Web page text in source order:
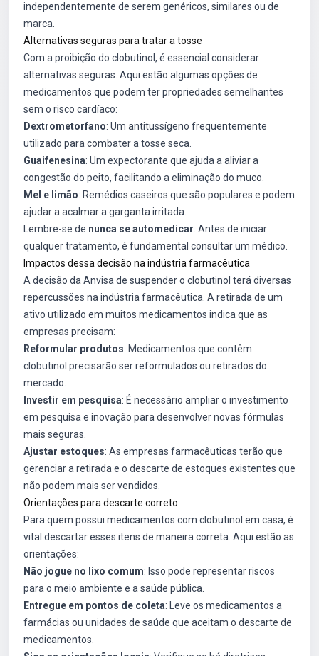
independentemente de serem genéricos, similares ou de
marca.
Alternativas seguras para tratar a tosse
Com a proibição do clobutinol, é essencial considerar
alternativas seguras. Aqui estão algumas opções de
medicamentos que podem ter propriedades semelhantes
sem o risco cardíaco:
Dextrometorfano: Um antitussígeno frequentemente
utilizado para combater a tosse seca.
Guaifenesina: Um expectorante que ajuda a aliviar a
congestão do peito, facilitando a eliminação do muco.
Mel e limão: Remédios caseiros que são populares e podem
ajudar a acalmar a garganta irritada.
Lembre-se de nunca se automedicar . Antes de iniciar
qualquer tratamento, é fundamental consultar um médico.
Impactos dessa decisão na indústria farmacêutica
A decisão da Anvisa de suspender o clobutinol terá diversas
repercussões na indústria farmacêutica. A retirada de um
ativo utilizado em muitos medicamentos indica que as
empresas precisam:
Reformular produtos: Medicamentos que contêm
clobutinol precisarão ser reformulados ou retirados do
mercado.
Investir em pesquisa: É necessário ampliar o investimento
em pesquisa e inovação para desenvolver novas fórmulas
mais seguras.
Ajustar estoques: As empresas farmacêuticas terão que
gerenciar a retirada e o descarte de estoques existentes que
não podem mais ser vendidos.
Orientações para descarte correto
Para quem possui medicamentos com clobutinol em casa, é
vital descartar esses itens de maneira correta. Aqui estão as
orientações:
Não jogue no lixo comum: Isso pode representar riscos
para o meio ambiente e a saúde pública.
Entregue em pontos de coleta: Leve os medicamentos a
farmácias ou unidades de saúde que aceitam o descarte de
medicamentos.